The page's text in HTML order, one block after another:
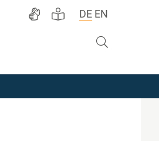
DE EN